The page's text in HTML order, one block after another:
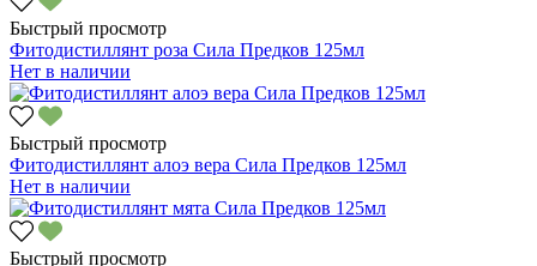
Быстрый просмотр
Фитодистиллянт роза Сила Предков 125мл
Нет в наличии
Быстрый просмотр
Фитодистиллянт алоэ вера Сила Предков 125мл
Нет в наличии
Быстрый просмотр